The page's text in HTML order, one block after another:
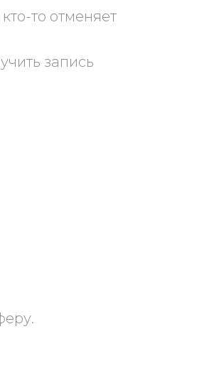
то отменяет
запись